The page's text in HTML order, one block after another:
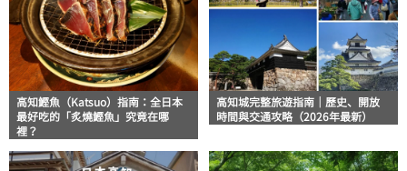
高知鰹魚（Katsuo）指南：全日本
最好吃的「炙燒鰹魚」究竟在哪
裡？
高知城完整旅遊指南｜歷史、開放
時間與交通攻略（2026年最新）